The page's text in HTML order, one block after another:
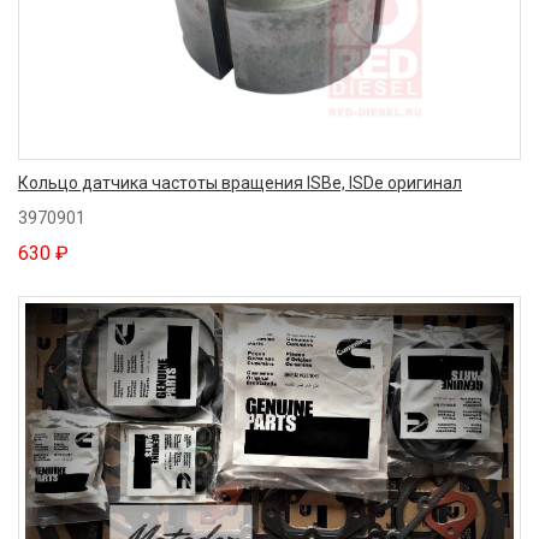
Кольцо датчика частоты вращения ISBe, ISDe оригинал
3970901
630 ₽